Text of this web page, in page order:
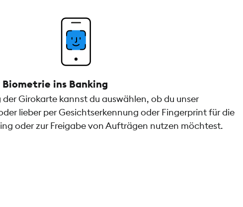
ins Banking
Girokarte kannst du auswählen, ob du unser
lieber per Gesichtserkennung oder Fingerprint für die
oder zur Freigabe von Aufträgen nutzen möchtest.